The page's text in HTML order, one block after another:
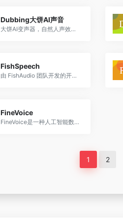
Dubbing大饼AI声音
大饼AI变声器，自然人声效果，千种音色选择，全场景接入支持
FishSpeech
由 FishAudio 团队开发的开源、先进的多语言文本到语音（TTS）合成项目。它旨在通过结合大语言模型（LLM）技术，提供高质量、多语言的语音合成解决方案。
FineVoice
FineVoice是一种人工智能数字语音解决方案，可以帮助用户增强声音，并实时改变声音。它配有实时变声器，无限的音频和声音效果，录音室质量的录音机，文本到语音，语音到文本。
1 2